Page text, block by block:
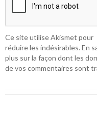
Ce site utilise Akismet pour
réduire les indésirables.En
plus sur la façon dont les
de vos commentaires sont